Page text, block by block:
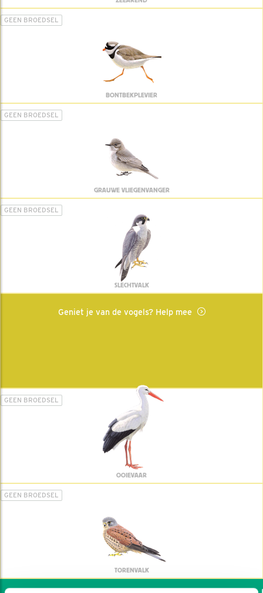
GEEN BROEDSEL
BONTBEKPLEVIER
GEEN BROEDSEL
GRAUWE VLIEGENVANGER
GEEN BROEDSEL
SLECHTVALK
Geniet je van de vogels? Help mee
GEEN BROEDSEL
OOIEVAAR
GEEN BROEDSEL
TORENVALK